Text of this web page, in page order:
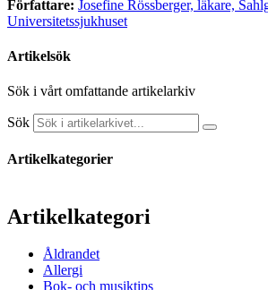
Författare: Josefine Rössberger, läkare,
Universitetssjukhuset
Artikelsök
Sök i vårt omfattande artikelarkiv
Sök
Artikelkategorier
Artikelkategori
Åldrandet
Allergi
Bok- och musiktips